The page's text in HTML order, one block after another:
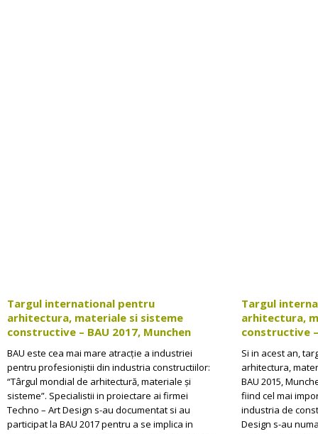
Targul international pentru
arhitectura, materiale si sisteme
constructive – BAU 2017, Munchen
BAU este cea mai mare atracție a industriei
pentru profesioniștii din industria constructiilor:
“Târgul mondial de arhitectură, materiale și
sisteme”. Specialistii in proiectare ai firmei
Techno – Art Design s-au documentat si au
participat la BAU 2017 pentru a se implica in
Targul
arhitectura,
constructive
Si in acest an,
arhitectura,
BAU 2015,
fiind cel mai
industria de
Design s-au